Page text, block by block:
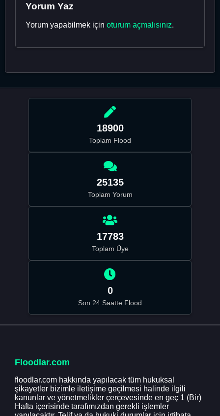
Yorum Yaz
Yorum yapabilmek için oturum açmalısınız.
18900
Toplam Flood
25135
Toplam Yorum
17783
Toplam Üye
0
Son 24 Saatte Flood
Floodlar.com
floodlar.com hakkında yapılacak tüm hukuksal
şikayetler bizimle iletişime geçilmesi halinde ilgili
kanunlar ve yönetmelikler çerçevesinde en geç 1 (Bir)
Hafta içerisinde tarafımızdan gerekli işlemler